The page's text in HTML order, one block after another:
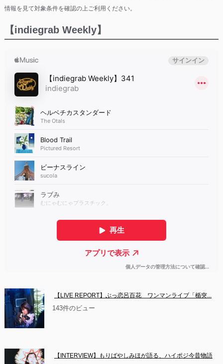
情報を見て対象条件を確認の上ご利用ください。
【indiegrab Weekly】
【LIVE REPORT】ぶっ恋呂百花　ワンマンライブ「楯突...
143件のビュー
【INTERVIEW】もりばやしみほが語る、ハイポジ今昔物語